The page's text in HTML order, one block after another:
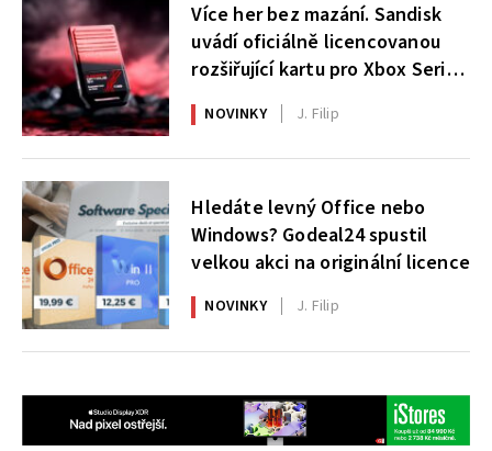
Více her bez mazání. Sandisk
uvádí oficiálně licencovanou
rozšiřující kartu pro Xbox Series
X|S
NOVINKY J. Filip
Hledáte levný Office nebo
Windows? Godeal24 spustil
velkou akci na originální licence
NOVINKY J. Filip